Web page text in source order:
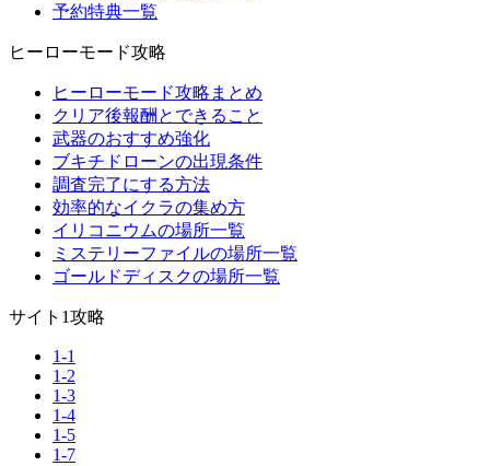
予約特典一覧
ヒーローモード攻略
ヒーローモード攻略まとめ
クリア後報酬とできること
武器のおすすめ強化
ブキチドローンの出現条件
調査完了にする方法
効率的なイクラの集め方
イリコニウムの場所一覧
ミステリーファイルの場所一覧
ゴールドディスクの場所一覧
サイト1攻略
1-1
1-2
1-3
1-4
1-5
1-7